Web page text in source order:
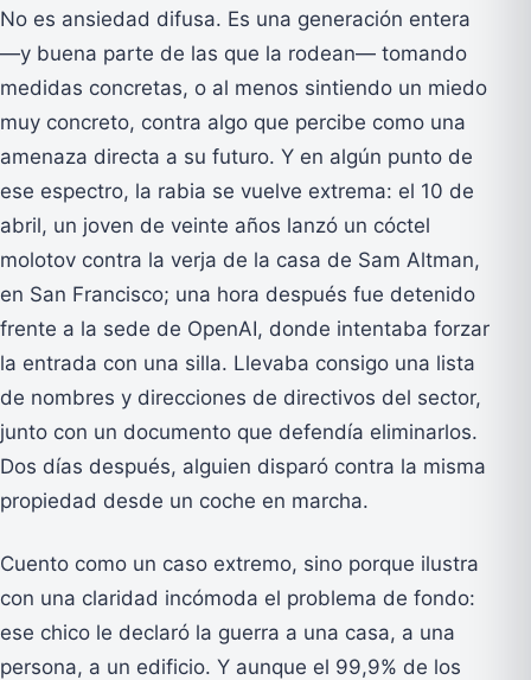
No es ansiedad difusa. Es una generación entera
—y buena parte de las que la rodean— tomando
medidas concretas, o al menos sintiendo un miedo
muy concreto, contra algo que percibe como una
amenaza directa a su futuro. Y en algún punto de
ese espectro, la rabia se vuelve extrema: el 10 de
abril, un joven de veinte años lanzó un cóctel
molotov contra la verja de la casa de Sam Altman,
en San Francisco; una hora después fue detenido
frente a la sede de OpenAI, donde intentaba forzar
la entrada con una silla. Llevaba consigo una lista
de nombres y direcciones de directivos del sector,
junto con un documento que defendía eliminarlos.
Dos días después, alguien disparó contra la misma
propiedad desde un coche en marcha.
Cuento como un caso extremo, sino porque ilustra
con una claridad incómoda el problema de fondo:
ese chico le declaró la guerra a una casa, a una
persona, a un edificio. Y aunque el 99,9% de los